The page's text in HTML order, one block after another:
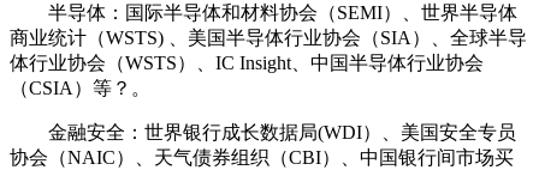
半导体：国际半导体和材料协会（SEMI）、世界半导体
商业统计（WSTS) 、美国半导体行业协会（SIA）、全球半导
体行业协会（WSTS）、IC Insight、中国半导体行业协会
（CSIA）等？。
金融安全：世界银行成长数据局(WDI）、美国安全专员
协会（NAIC）、天气债券组织（CBI）、中国银行间市场买